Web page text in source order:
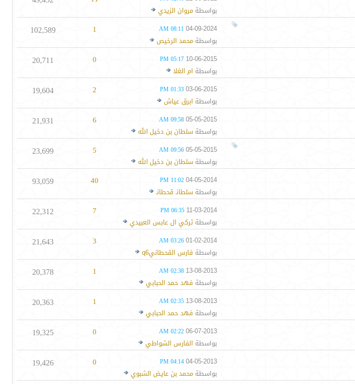
بواسطةمروان الزيدي
04-09-2024
08:11 AM
بواسطةمحمد الرخيص
1
102,589
10-06-2015
05:17 PM
بواسطة ام الغلا
0
20,711
03-06-2015
01:33 PM
بواسطة ابرق عياش
2
19,604
05-05-2015
09:58 AM
بواسطةسلطان بن دخيل الله
6
21,931
05-05-2015
09:56 AM
بواسطةسلطان بن دخيل الله
5
23,699
04-05-2014
11:02 PM
بواسطةسلطانـ قحطانـ
40
93,059
11-03-2014
06:35 PM
بواسطةتركي ال عابس العبيدي
7
22,312
01-02-2014
03:26 AM
بواسطة فارس القحطانيq6
3
21,643
13-08-2013
02:38 AM
بواسطة فهد حمد الحبابي
1
20,378
13-08-2013
02:35 AM
بواسطة فهد حمد الحبابي
1
20,363
06-07-2013
02:22 AM
بواسطة الفارس الشواطي
0
19,325
04-05-2013
04:14 PM
بواسطةمحمد بن عايض الشبوي
0
19,426